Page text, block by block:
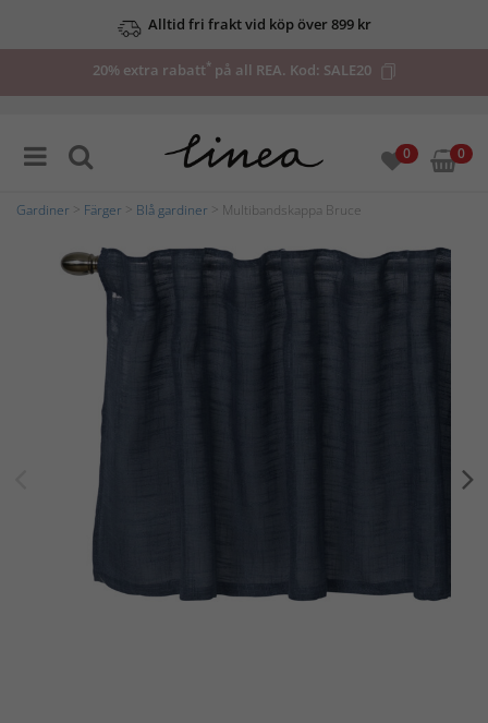
Alltid fri frakt vid köp över 899 kr
20% extra rabatt*på all REA. Kod: SALE20
0 0
Gardiner Färger Blå gardiner > Multibandskappa Bruce